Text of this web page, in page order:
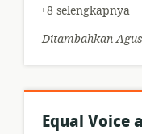
+8 selengkapnya
Ditambahkan
Equal Voice